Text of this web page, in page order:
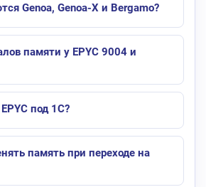
Genoa, Genoa-X и Bergamo?
памяти у EPYC 9004 и
под 1С?
память при переходе на